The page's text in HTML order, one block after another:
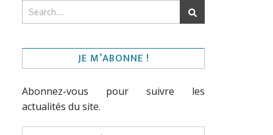
JE M’ABONNE !